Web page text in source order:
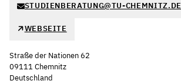
STUDIENBERATUNG@TU-CHEMNITZ.DE
WEBSEITE
Straße der Nationen 62
09111 Chemnitz
Deutschland